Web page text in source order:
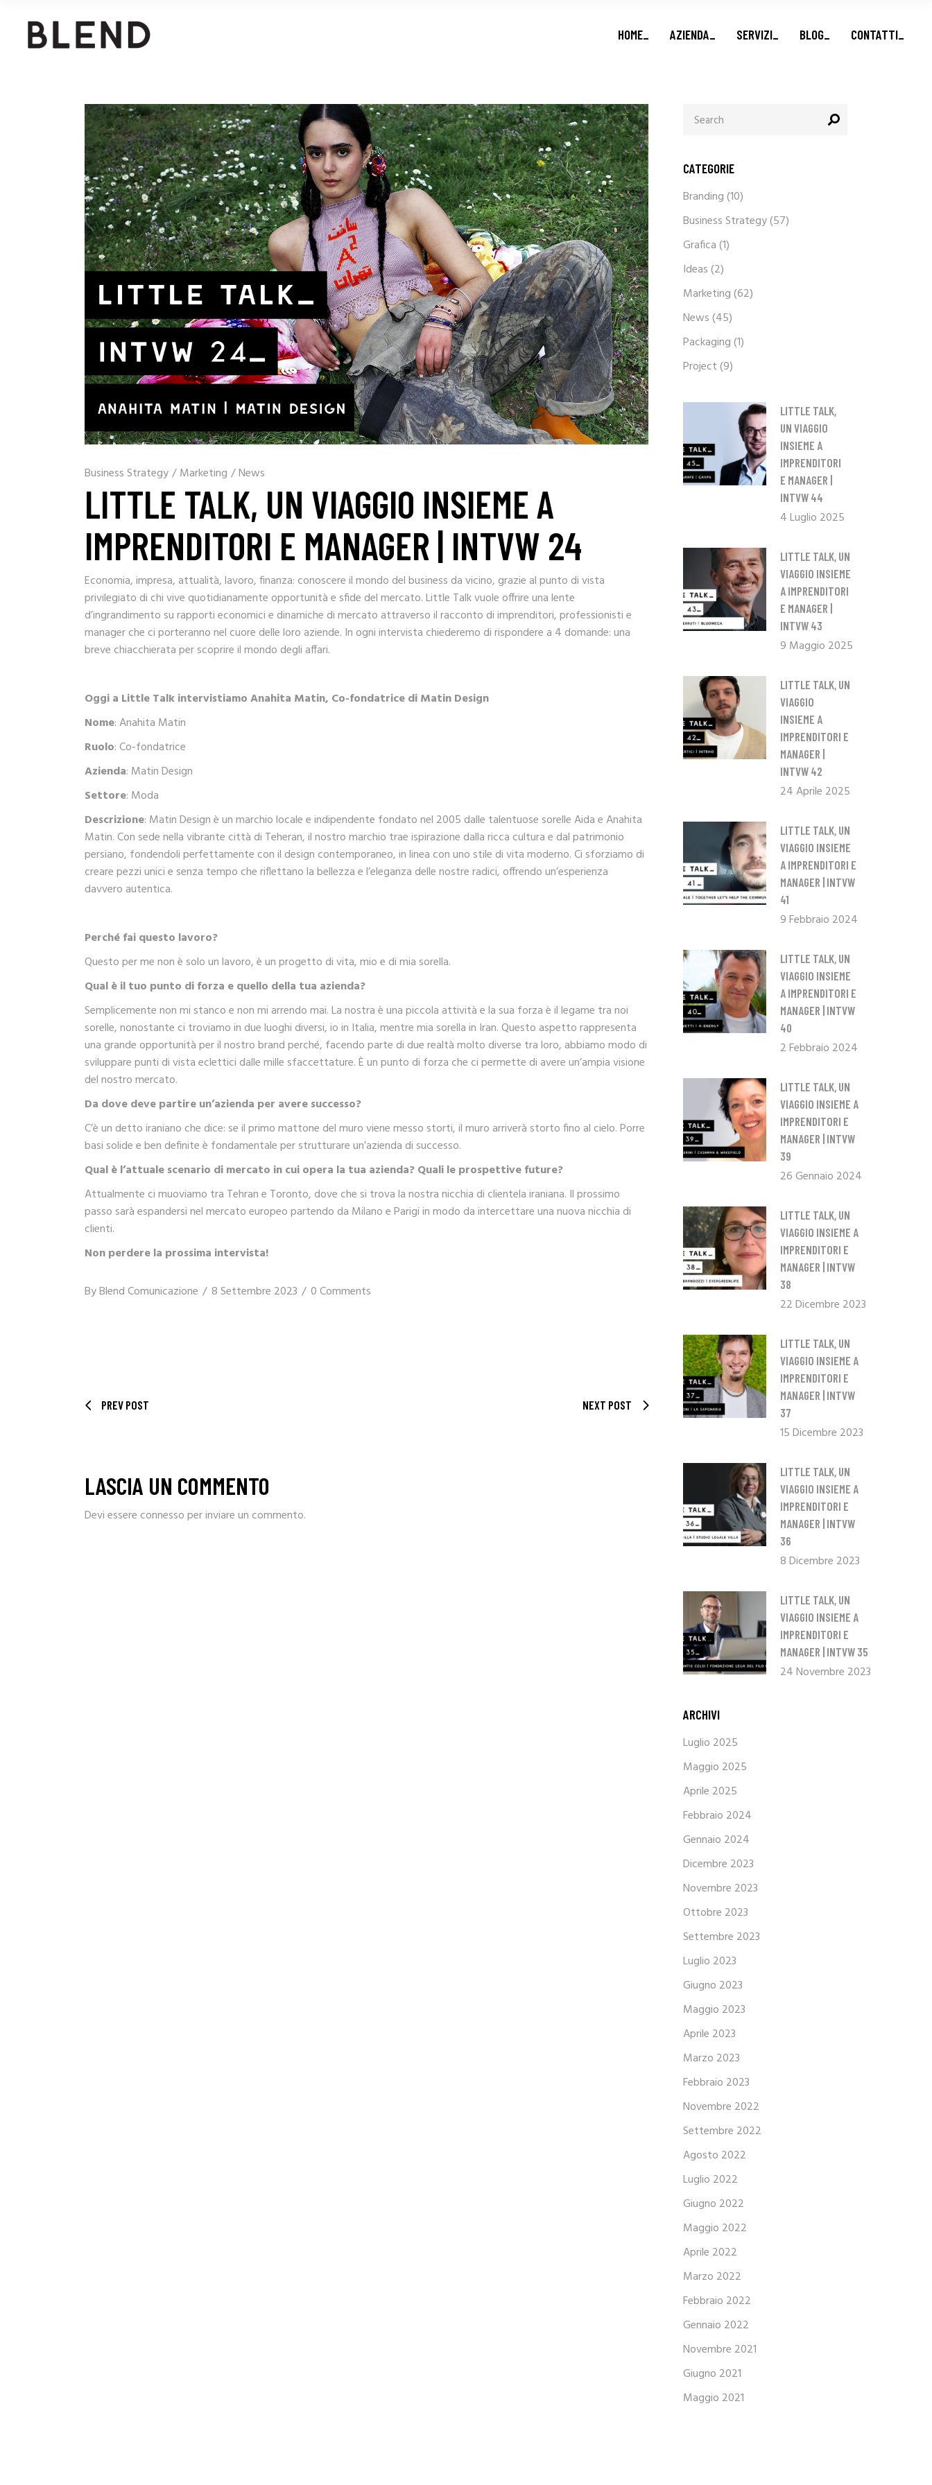
HOME_ AZIENDA_ SERVIZI_
Formazione finanziata_
BLOG_ CONTATTI_
Marketing e vendite_
Business Strategy/ Marketing /News
LITTLE TALK, UN VIAGGIO INSIEME A
IMPRENDITORI E MANAGER | INTVW 24
Economia, impresa, attualità, lavoro, finanza: conoscere il mondo del business da vicino, grazie al punto di vista
privilegiato di chi vive quotidianamente opportunità e sfide del mercato. Little Talk vuole offrire una lente
d’ingrandimento su rapporti economici e dinamiche di mercato attraverso il racconto di imprenditori, professionisti e
manager che ci porteranno nel cuore delle loro aziende. In ogni intervista chiederemo di rispondere a 4 domande: una
breve chiacchierata per scoprire il mondo degli affari.
Oggi a Little Talk intervistiamo Anahita Matin, Co-fondatrice di Matin Design
Nome: Anahita Matin
Ruolo: Co-fondatrice
Azienda: Matin Design
Settore: Moda
Descrizione: Matin Design è un marchio locale e indipendente fondato nel 2005 dalle talentuose sorelle Aida e Anahita
Matin. Con sede nella vibrante città di Teheran, il nostro marchio trae ispirazione dalla ricca cultura e dal patrimonio
persiano, fondendoli perfettamente con il design contemporaneo, in linea con uno stile di vita moderno. Ci sforziamo di
creare pezzi unici e senza tempo che riflettano la bellezza e l’eleganza delle nostre radici, offrendo un’esperienza
davvero autentica.
Perché fai questo lavoro?
Questo per me non è solo un lavoro, è un progetto di vita, mio e di mia sorella.
Qual è il tuo punto di forza e quello della tua azienda?
Semplicemente non mi stanco e non mi arrendo mai. La nostra è una piccola attività e la sua forza è il legame tra noi
sorelle, nonostante ci troviamo in due luoghi diversi, io in Italia, mentre mia sorella in Iran. Questo aspetto rappresenta
una grande opportunità per il nostro brand perché, facendo parte di due realtà molto diverse tra loro, abbiamo modo di
sviluppare punti di vista eclettici dalle mille sfaccettature. È un punto di forza che ci permette di avere un’ampia visione
del nostro mercato.
Da dove deve partire un’azienda per avere successo?
C’è un detto iraniano che dice: se il primo mattone del muro viene messo storti, il muro arriverà storto fino al cielo. Porre
basi solide e ben definite è fondamentale per strutturare un’azienda di successo.
Qual è l’attuale scenario di mercato in cui opera la tua azienda? Quali le prospettive future?
Attualmente ci muoviamo tra Tehran e Toronto, dove che si trova la nostra nicchia di clientela iraniana. Il prossimo
passo sarà espandersi nel mercato europeo partendo da Milano e Parigi in modo da intercettare una nuova nicchia di
clienti.
Non perdere la prossima intervista!
ByBlend Comunicazione 8 Settembre 2023 0 Comments
PREV POST NEXT POST
LASCIA UN COMMENTO
Devi essere connessoper inviare un commento.
for:
CATEGORIE
Branding(10)
Business Strategy(57)
Grafica(1)
Ideas(2)
Marketing(62)
News(45)
Packaging(1)
Project(9)
LITTLE TALK,
UN VIAGGIO
INSIEME A
IMPRENDITORI
E MANAGER |
INTVW 44
4 Luglio 2025
LITTLE TALK, UN
VIAGGIO INSIEME
A IMPRENDITORI
E MANAGER |
INTVW 43
9 Maggio 2025
LITTLE TALK, UN
VIAGGIO
INSIEME A
IMPRENDITORI E
MANAGER |
INTVW 42
24 Aprile 2025
LITTLE TALK, UN
VIAGGIO INSIEME
A IMPRENDITORI E
MANAGER | INTVW
41
9 Febbraio 2024
LITTLE TALK, UN
VIAGGIO INSIEME
A IMPRENDITORI E
MANAGER | INTVW
40
2 Febbraio 2024
LITTLE TALK, UN
VIAGGIO INSIEME A
IMPRENDITORI E
MANAGER | INTVW
39
26 Gennaio 2024
LITTLE TALK, UN
VIAGGIO INSIEME A
IMPRENDITORI E
MANAGER | INTVW
38
22 Dicembre 2023
LITTLE TALK, UN
VIAGGIO INSIEME A
IMPRENDITORI E
MANAGER | INTVW
37
15 Dicembre 2023
LITTLE TALK, UN
VIAGGIO INSIEME A
IMPRENDITORI E
MANAGER | INTVW
36
8 Dicembre 2023
LITTLE TALK, UN
VIAGGIO INSIEME A
IMPRENDITORI E
MANAGER | INTVW 35
24 Novembre 2023
ARCHIVI
Luglio 2025
Maggio 2025
Aprile 2025
Febbraio 2024
Gennaio 2024
Dicembre 2023
Novembre 2023
Ottobre 2023
Settembre 2023
Luglio 2023
Giugno 2023
Maggio 2023
Aprile 2023
Marzo 2023
Febbraio 2023
Novembre 2022
Settembre 2022
Agosto 2022
Luglio 2022
Giugno 2022
Maggio 2022
Aprile 2022
Marzo 2022
Febbraio 2022
Gennaio 2022
Novembre 2021
Giugno 2021
Maggio 2021